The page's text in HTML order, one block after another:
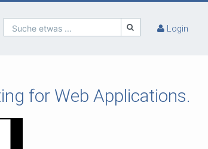
Suche etwas ... Login
for Web Applications.